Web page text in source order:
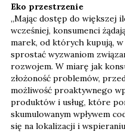
Eko przestrzenie
„Mając dostęp do większej
wcześniej, konsumenci
marek, od których kupują,
sprostać wyzwaniom
rozwojem. W miarę jak
złożoność problemów,
możliwość proaktywnego
produktów i usług, które
skumulowanym wpływem
się na lokalizacji i